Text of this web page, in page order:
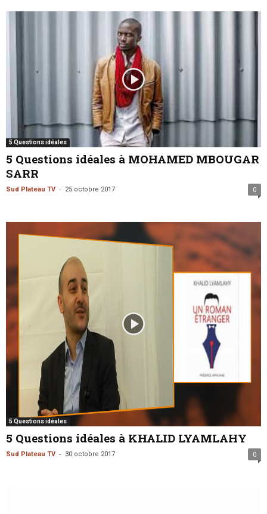
5 Questions idéales
5 Questions idéales à MOHAMED MBOUGAR
SARR
Sud Plateau TV - 25 octobre 2017 0
5 Questions idéales
5 Questions idéales à KHALID LYAMLAHY
Sud Plateau TV - 30 octobre 2017 0